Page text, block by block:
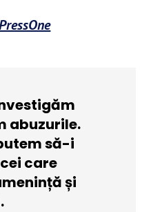
abuzurile.
să-i
care
și